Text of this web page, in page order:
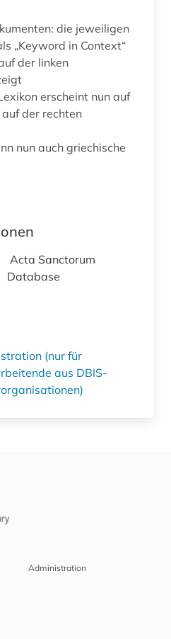
die jeweiligen
„Keyword in Context“
der linken
erscheint nun auf
der rechten
nun auch griechische
Acta Sanctorum
Database
(nur für
aus DBIS-
Administration